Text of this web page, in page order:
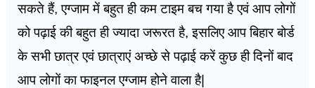
सकते हैं, एग्जाम में बहुत ही कम टाइम बच गया है एवं आप लोगों
को पढ़ाई की बहुत ही ज्यादा जरूरत है, इसलिए आप बिहार बोर्ड
के सभी छात्र एवं छात्राएं अच्छे से पढ़ाई करें कुछ ही दिनों बाद
आप लोगों का फाइनल एग्जाम होने वाला है|